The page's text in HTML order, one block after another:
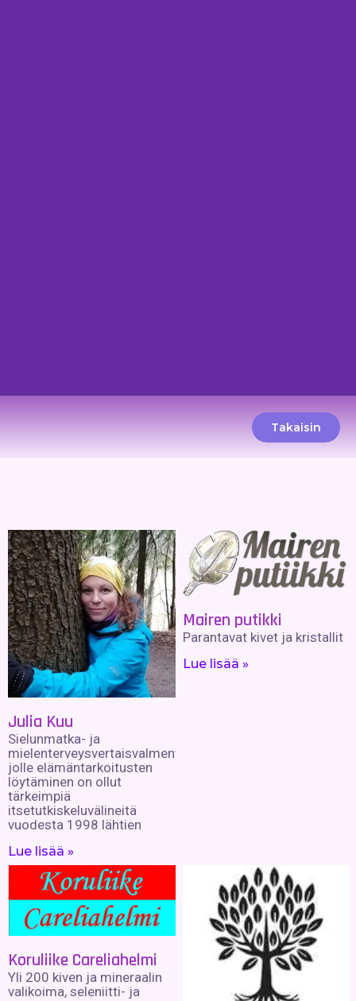
Takaisin
Julia Kuu
Sielunmatka- ja
mielenterveysvertaisvalmentaja,
jolle elämäntarkoitusten
löytäminen on ollut
tärkeimpiä
itsetutkiskeluvälineitä
vuodesta 1998 lähtien
Lue lisää »
Mairen putikki
Parantavat kivet ja kristallit
Lue lisää »
Koruliike Careliahelmi
Yli 200 kiven ja mineraalin
valikoima, seleniitti- ja